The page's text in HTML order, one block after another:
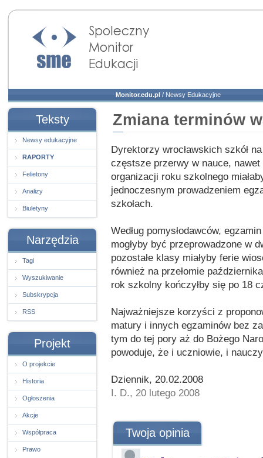
Społeczny Monitor
Edukacji
Monitor.edu.pl / Newsy Edukacyjne
Teksty
Newsy edukacyjne
RAPORTY
Felietony
Analizy
Biuletyny
Narzędzia
Tagi
Wyszukiwanie
Subskrypcja
RSS
Projekt
O projekcie
Historia
Ogłoszenia
Akcje
Współpraca
Prawo
Zmiana terminów
Dyrektorzy wrocławskich szkół
częstsze przerwy w nauce,
organizacji roku szkolnego
jednoczesnym prowadzeniem
szkołach.
Według pomysłodawców,
mogłyby być przeprowadzone w
pozostałe klasy miałyby ferie
również na przełomie
rok szkolny kończyłby się po 18
Najważniejsze korzyści z
matury i innych egzaminów bez
tym do tej pory aż do Bożego
powoduje, że i uczniowie, i
Dziennik, 20.02.2008
I. D., 20 lutego 2008
Twoja opinia